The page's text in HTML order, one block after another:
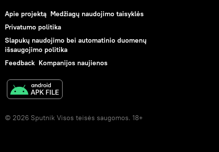
Apie projektą Medžiagų naudojimo taisyklės
Privatumo politika
Slapukų naudojimo bei automatinio duomenų
išsaugojimo politika
Feedback Kompanijos naujienos
© 2026 Sputnik Visos teisės saugomos. 18+